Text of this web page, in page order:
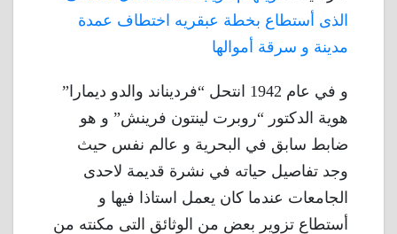
الذى أستطاع بخطة عبقريه اختطاف عمدة
مدينة و سرقة أموالها
و في عام 1942 انتحل “فرديناند والدو ديمارا”
هوية الدكتور “روبرت لينتون فرينش” و هو
ضابط سابق في البحرية و عالم نفس حيث
وجد تفاصيل حياته في نشرة قديمة لاحدى
الجامعات عندما كان يعمل استاذا فيها و
أستطاع تزوير بعض من الوثائق التى مكنته من